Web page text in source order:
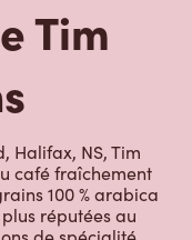
Tim
Halifax, NS, Tim
café fraîchement
100 % arabica
réputées au